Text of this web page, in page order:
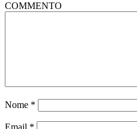
COMMENTO
Nome *
Email *